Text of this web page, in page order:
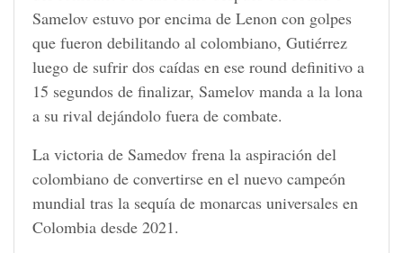
Samelov estuvo por encima de Lenon con golpes
que fueron debilitando al colombiano, Gutiérrez
luego de sufrir dos caídas en ese round definitivo a
15 segundos de finalizar, Samelov manda a la lona
a su rival dejándolo fuera de combate.
La victoria de Samedov frena la aspiración del
colombiano de convertirse en el nuevo campeón
mundial tras la sequía de monarcas universales en
Colombia desde 2021.